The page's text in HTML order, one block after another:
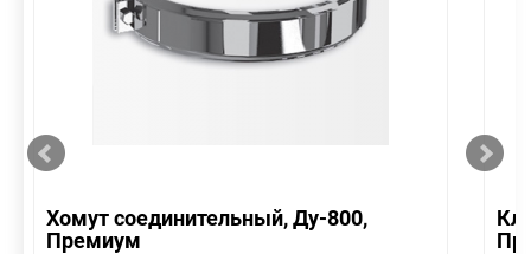
Хомут соединительный, Ду-800,
Премиум